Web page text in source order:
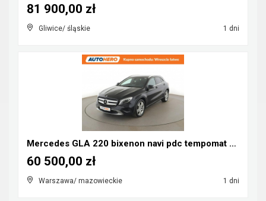
Gliwice/ śląskie 1 dni
81 900,00 zł
Mercedes GLA 220 bixenon navi pdc tempomat grzane ...
Warszawa/ mazowieckie 1 dni
60 500,00 zł